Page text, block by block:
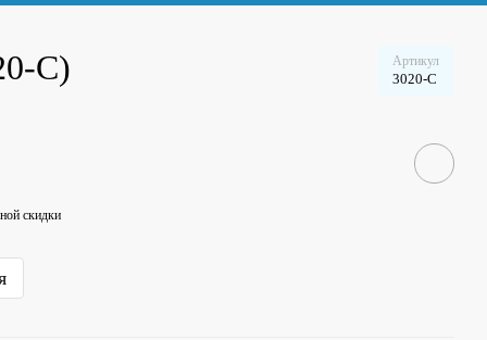
C) Артикул
3020-C
скидки